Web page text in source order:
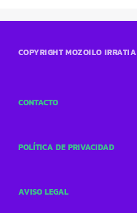
COPYRIGHT MOZOILO IRRATIA
CONTACTO
POLÍTICA DE PRIVACIDAD
AVISO LEGAL